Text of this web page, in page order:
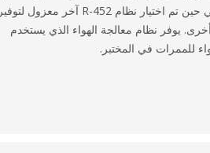
تقنية الانتقال الحرج، في حين تم اختيار نظام R-452 آخر معزول لتوفير
يوفر نظام معالجة الهواء الذي يستخدم
للممرات في المختبر.